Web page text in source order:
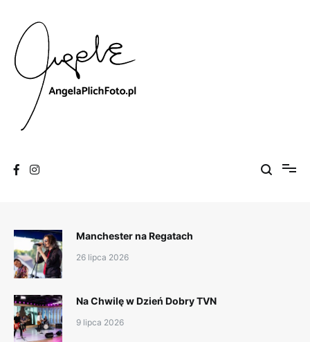
content
Manchester na Regatach
26 lipca 2026
Na Chwilę w Dzień Dobry TVN
9 lipca 2026